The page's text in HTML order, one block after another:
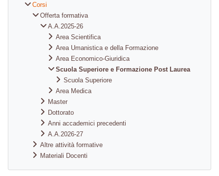
Corsi
Offerta formativa
A.A.2025-26
Area Scientifica
Area Umanistica e della Formazione
Area Economico-Giuridica
Scuola Superiore e Formazione Post Laurea
Scuola Superiore
Area Medica
Master
Dottorato
Anni accademici precedenti
A.A.2026-27
Altre attività formative
Materiali Docenti